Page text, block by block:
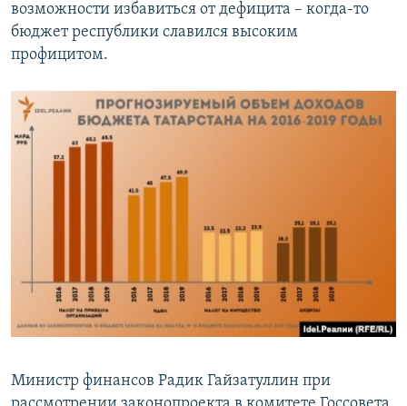
возможности избавиться от дефицита – когда-то
бюджет республики славился высоким
профицитом.
Министр финансов Радик Гайзатуллин при